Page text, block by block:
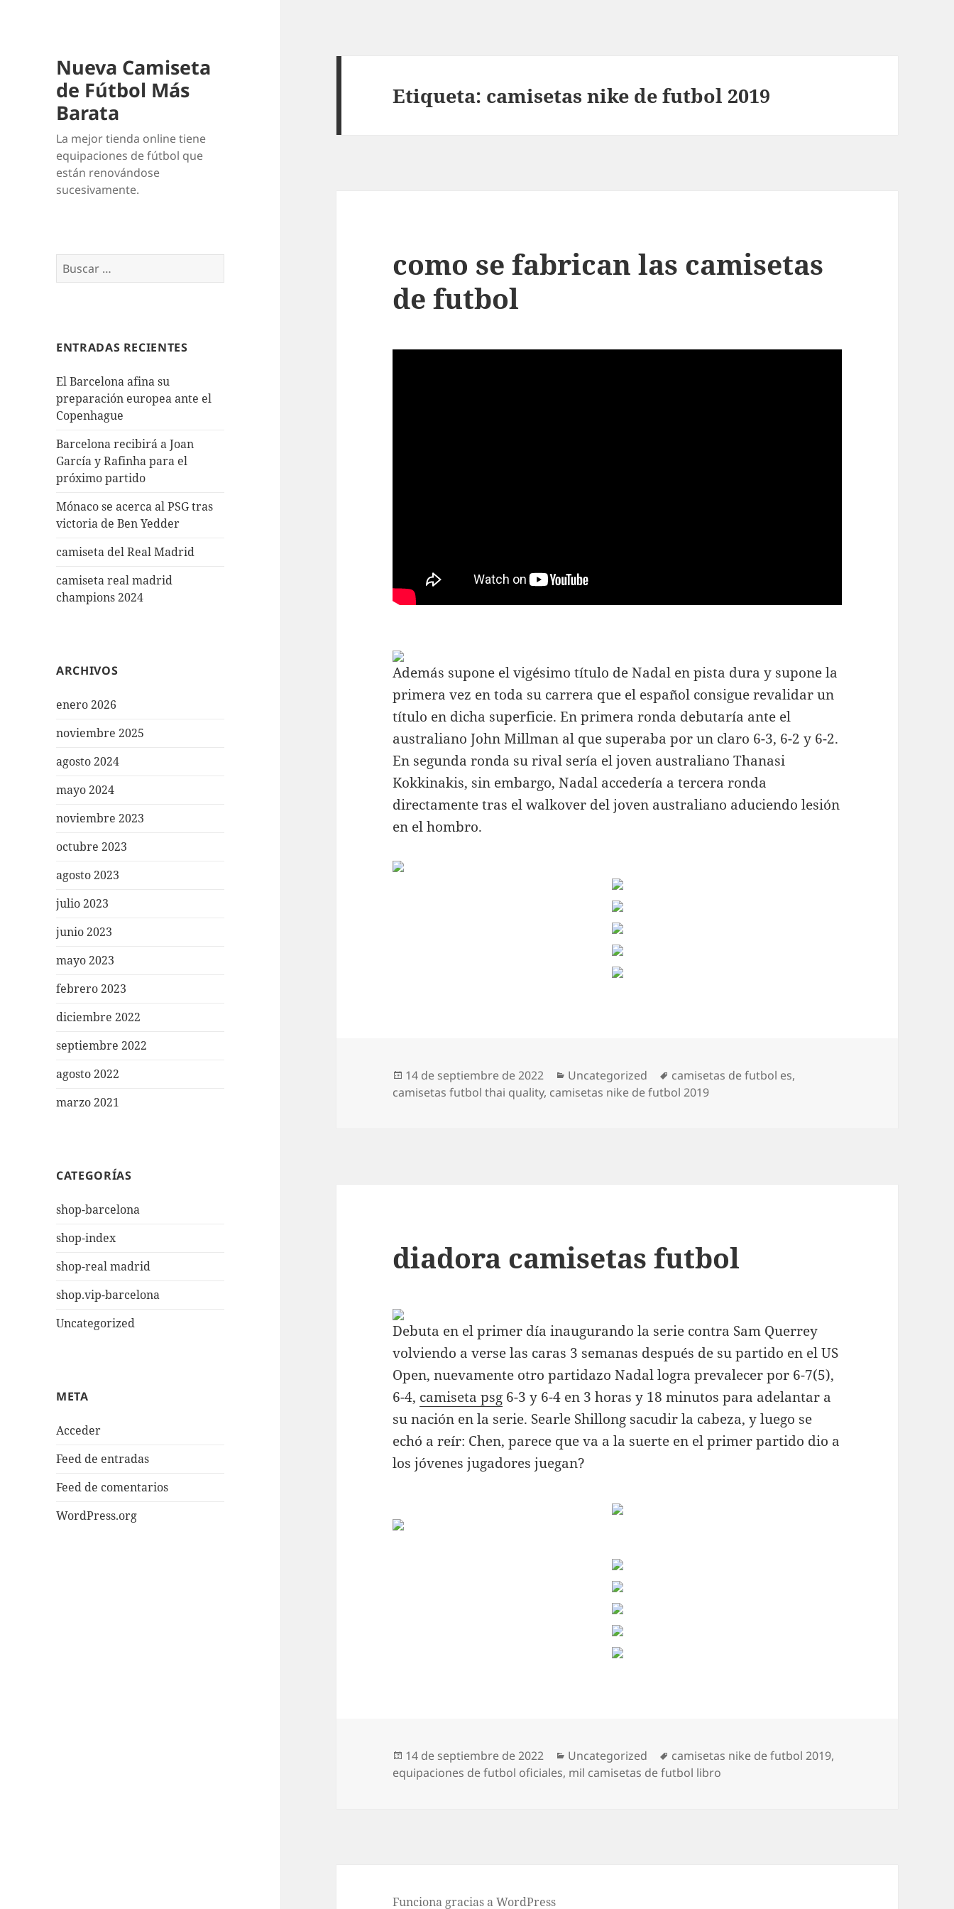
Nueva Camiseta
de Fútbol Más
Barata
La mejor tienda online tiene
equipaciones de fútbol que
están renovándose
sucesivamente.
Buscar:
ENTRADAS RECIENTES
El Barcelona afina su
preparación europea ante el
Copenhague
Barcelona recibirá a Joan
García y Rafinha para el
próximo partido
Mónaco se acerca al PSG tras
victoria de Ben Yedder
camiseta del Real Madrid
camiseta real madrid
champions 2024
ARCHIVOS
enero 2026
noviembre 2025
agosto 2024
mayo 2024
noviembre 2023
octubre 2023
agosto 2023
julio 2023
junio 2023
mayo 2023
febrero 2023
diciembre 2022
septiembre 2022
agosto 2022
marzo 2021
CATEGORÍAS
shop-barcelona
shop-index
shop-real madrid
shop.vip-barcelona
Uncategorized
META
Acceder
Feed de entradas
Feed de comentarios
WordPress.org
Etiqueta: camisetas nike de futbol 2019
como se fabrican las camisetas
de futbol
Además supone el vigésimo título de Nadal en pista dura y supone la
primera vez en toda su carrera que el español consigue revalidar un
título en dicha superficie. En primera ronda debutaría ante el
australiano John Millman al que superaba por un claro 6-3, 6-2 y 6-2.
En segunda ronda su rival sería el joven australiano Thanasi
Kokkinakis, sin embargo, Nadal accedería a tercera ronda
directamente tras el walkover del joven australiano aduciendo lesión
en el hombro.
Publicado
el
14 de septiembre de 2022 Categorías
Uncategorized Etiquetas
camisetas de futbol es,
camisetas futbol thai quality, camisetas nike de futbol 2019
diadora camisetas futbol
Debuta en el primer día inaugurando la serie contra Sam Querrey
volviendo a verse las caras 3 semanas después de su partido en el US
Open, nuevamente otro partidazo Nadal logra prevalecer por 6-7(5),
6-4, camiseta psg 6-3 y 6-4 en 3 horas y 18 minutos para adelantar a
su nación en la serie. Searle Shillong sacudir la cabeza, y luego se
echó a reír: Chen, parece que va a la suerte en el primer partido dio a
los jóvenes jugadores juegan?
Publicado
el
14 de septiembre de 2022 Categorías
Uncategorized Etiquetas
camisetas nike de futbol 2019,
equipaciones de futbol oficiales, mil camisetas de futbol libro
Funciona gracias a WordPress